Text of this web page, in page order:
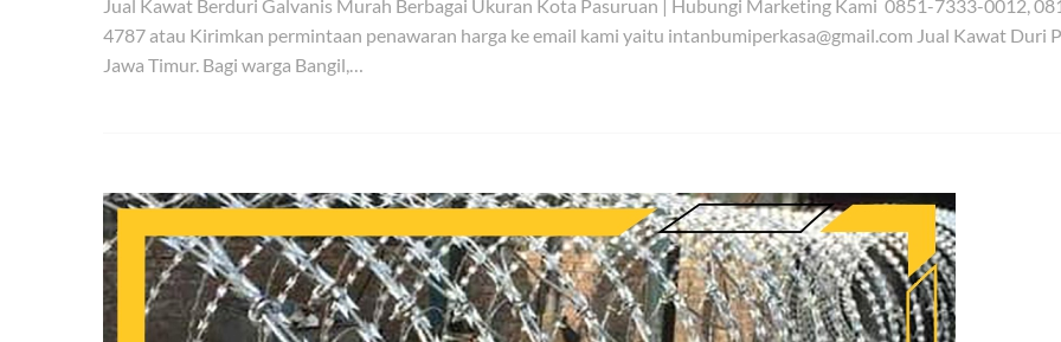
Jual Kawat Berduri Galvanis Murah Berbagai Ukuran Kota Pasuruan | Hubungi Marketing Kami 0851-7333-0012,
4787 atau Kirimkan permintaan penawaran harga ke email kami yaitu intanbumiperkasa@gmail.com Jual Kawat Duri
Jawa Timur. Bagi warga Bangil,…